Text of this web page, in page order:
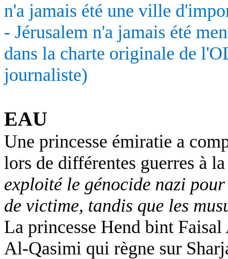
n'a jamais été une ville
- Jérusalem n'a jamais été
dans la charte originale de
journaliste)
EAU
Une princesse émiratie a
lors de différentes guerres à
exploité le génocide nazi
de victime, tandis que les
La princesse Hend bint
Al-Qasimi qui règne sur